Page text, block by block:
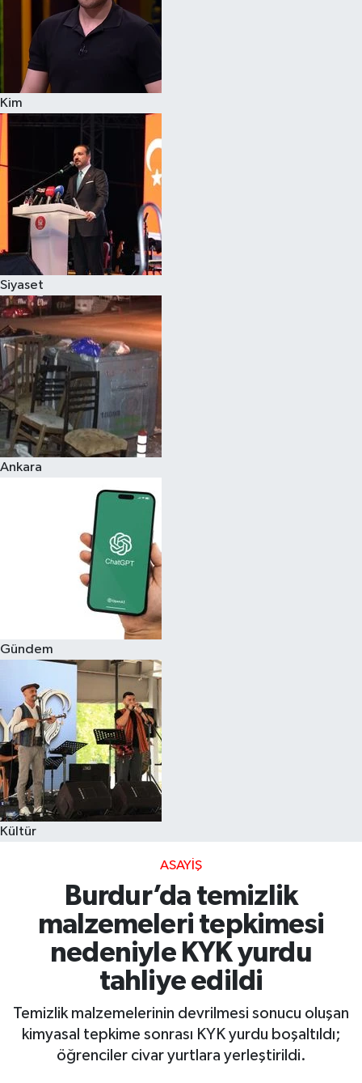
Kim
Siyaset
Ankara
Gündem
Kültür
ASAYIŞ
Burdur’da temizlik
malzemeleri tepkimesi
nedeniyle KYK yurdu
tahliye edildi
Temizlik malzemelerinin devrilmesi sonucu oluşan
kimyasal tepkime sonrası KYK yurdu boşaltıldı;
öğrenciler civar yurtlara yerleştirildi.
Yaşam-Çevre